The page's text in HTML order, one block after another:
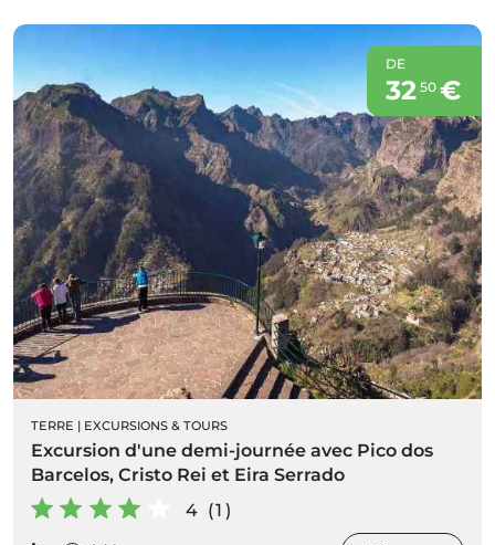
DE
32 50€
TERRE | EXCURSIONS & TOURS
Excursion d'une demi-journée avec Pico dos
Barcelos, Cristo Rei et Eira Serrado
4 (1)